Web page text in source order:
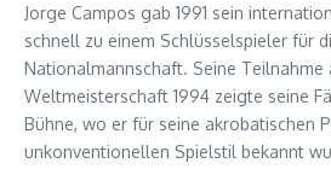
Jorge Campos gab 1991 sein
schnell zu einem Schlüsselspieler für
Nationalmannschaft. Seine Teilnahme
Weltmeisterschaft 1994 zeigte seine
Bühne, wo er für seine akrobatischen
unkonventionellen Spielstil bekannt